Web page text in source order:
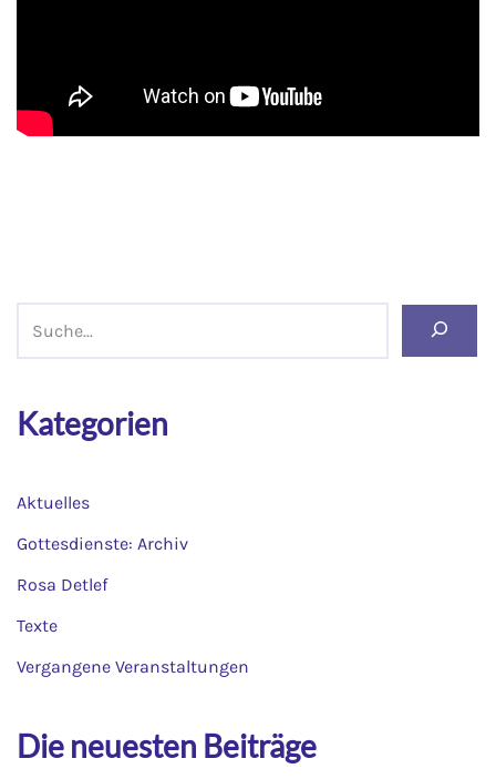
Kategorien
Aktuelles
Gottesdienste: Archiv
Rosa Detlef
Texte
Vergangene Veranstaltungen
Die neuesten Beiträge